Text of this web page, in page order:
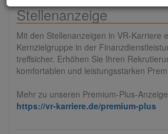
Stellenanzeige
Mit den Stellenanzeigen in VR-Karriere
Kernzielgruppe in der
treffsicher. Erhöhen Sie Ihren
komfortablen und leistungsstarken
Mehr zu unseren Premium-Plus-
https://vr-karriere.de/premium-plus